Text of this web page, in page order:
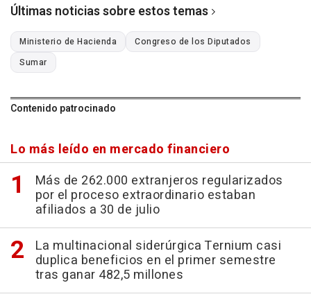
Últimas noticias sobre estos temas
Ministerio de Hacienda
Congreso de los Diputados
Sumar
Contenido patrocinado
Lo más leído en mercado financiero
Más de 262.000 extranjeros regularizados
por el proceso extraordinario estaban
afiliados a 30 de julio
La multinacional siderúrgica Ternium casi
duplica beneficios en el primer semestre
tras ganar 482,5 millones